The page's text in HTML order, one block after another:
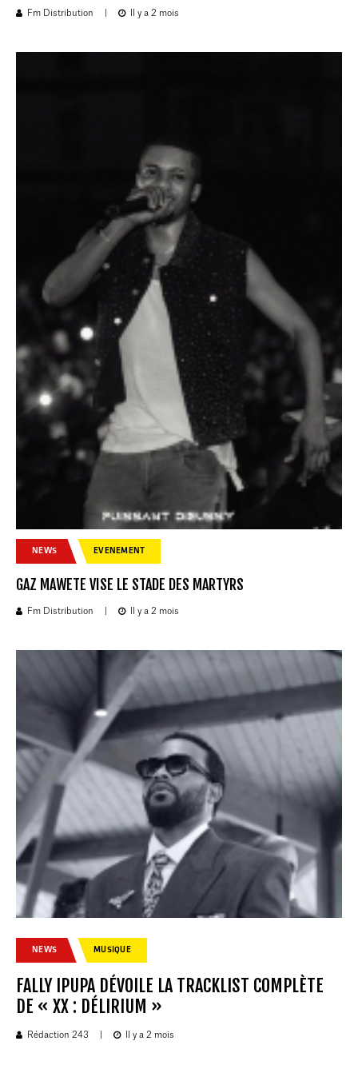
Fm Distribution Il y a 2 mois
NEWS EVENEMENT
GAZ MAWETE VISE LE STADE DES MARTYRS
Fm Distribution Il y a 2 mois
NEWS MUSIQUE
FALLY IPUPA DÉVOILE LA TRACKLIST COMPLÈTE
DE « XX : DÉLIRIUM »
Rédaction 243 Il y a 2 mois